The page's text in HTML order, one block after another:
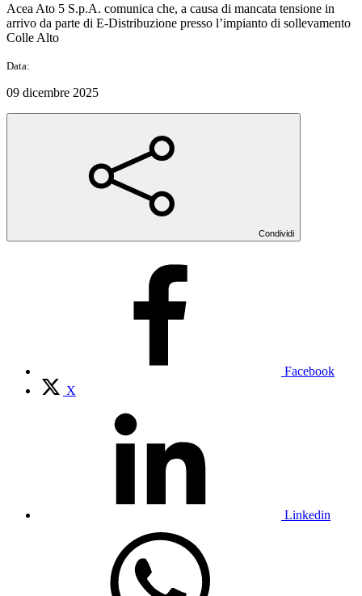
Acea Ato 5 S.p.A. comunica che, a causa di mancata tensione in
arrivo da parte di E-Distribuzione presso l’impianto di sollevamento
Colle Alto
Data:
09 dicembre 2025
Condividi
Facebook
X
Linkedin